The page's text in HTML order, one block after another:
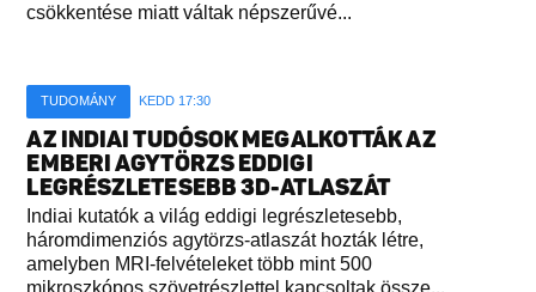
csökkentése miatt váltak népszerűvé...
TUDOMÁNY KEDD 17:30
AZ INDIAI TUDÓSOK MEGALKOTTÁK AZ
EMBERI AGYTÖRZS EDDIGI
LEGRÉSZLETESEBB 3D-ATLASZÁT
Indiai kutatók a világ eddigi legrészletesebb,
háromdimenziós agytörzs-atlaszát hozták létre,
amelyben MRI-felvételeket több mint 500
mikroszkópos szövetrészlettel kapcsoltak össze...